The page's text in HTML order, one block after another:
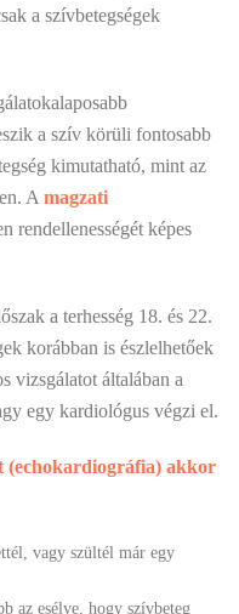
a szívbetegségek
a szív körüli fontosabb
kimutatható, mint az
A magzati
rendellenességét képes
a terhesség 18. és 22.
korábban is észlelhetőek
vizsgálatot általában a
egy kardiológus végzi el.
(echokardiográfia) akkor
vagy szültél már egy
az esélye, hogy szívbeteg